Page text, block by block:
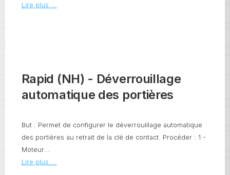
Lire plus ...
Rapid (NH) - Déverrouillage
automatique des portières
But : Permet de configurer le déverrouillage automatique
des portières au retrait de la clé de contact. Procéder : 1 -
Moteur...
Lire plus ...